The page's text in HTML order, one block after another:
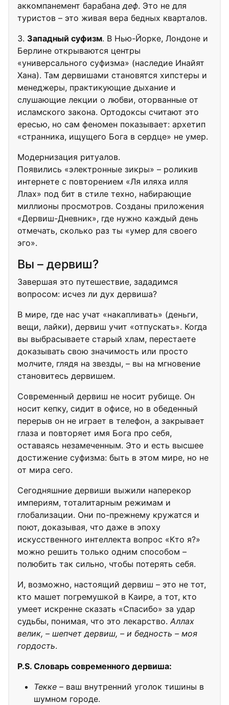
аккомпанемент барабана деф. Это не для
туристов – это живая вера бедных кварталов.
Западный суфизм. В Нью-Йорке, Лондоне и
Берлине открываются центры
«универсального суфизма» (наследие Инайят
Хана). Там дервишами становятся хипстеры и
менеджеры, практикующие дыхание и
слушающие лекции о любви, оторванные от
исламского закона. Ортодоксы считают это
ересью, но сам феномен показывает: архетип
«странника, ищущего Бога в сердце» не умер.
Модернизация ритуалов.
Появились «электронные зикры» – роликив
интернете с повторением «Ля иляха илля
Ллах» под бит в стиле техно, набирающие
миллионы просмотров. Созданы приложения
«Дервиш-Дневник», где нужно каждый день
отмечать, сколько раз ты «умер для своего
эго».
Вы – дервиш?
Завершая это путешествие, зададимся
вопросом: исчез ли дух дервиша?
В мире, где нас учат «накапливать» (деньги,
вещи, лайки), дервиш учит «отпускать». Когда
вы выбрасываете старый хлам, перестаете
доказывать свою значимость или просто
молчите, глядя на звезды, – вы на мгновение
становитесь дервишем.
Современный дервиш не носит рубище. Он
носит кепку, сидит в офисе, но в обеденный
перерыв он не играет в телефон, а закрывает
глаза и повторяет имя Бога про себя,
оставаясь незамеченным. Это и есть высшее
достижение суфизма: быть в этом мире, но не
от мира сего.
Сегодняшние дервиши выжили наперекор
империям, тоталитарным режимам и
глобализации. Они по-прежнему кружатся и
поют, доказывая, что даже в эпоху
искусственного интеллекта вопрос «Кто я?»
можно решить только одним способом –
полюбить так сильно, чтобы потерять себя.
И, возможно, настоящий дервиш – это не тот,
кто машет погремушкой в Каире, а тот, кто
умеет искренне сказать «Спасибо» за удар
судьбы, понимая, что это лекарство. Аллах
велик, – шепчет дервиш, – и бедность – моя
гордость.
P.S. Словарь современного дервиша:
Текке – ваш внутренний уголок тишины в
шумном городе.